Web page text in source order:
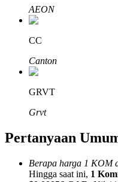
Afiliasi Bitrue
Hingga 65% Komisi!
AEON
CC
Canton
GRVT
Grvt
Pertanyaan
Berapa harga 1 KOM
Hingga saat ini, 1